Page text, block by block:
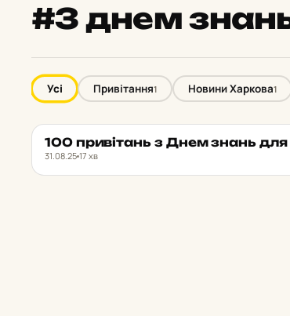
#З днем
Усі Привітання1 Новини Харкова1
НОВИНИ ХАРКОВА
100 при­ві­тань з Днем знань для
31.08.25 17 хв